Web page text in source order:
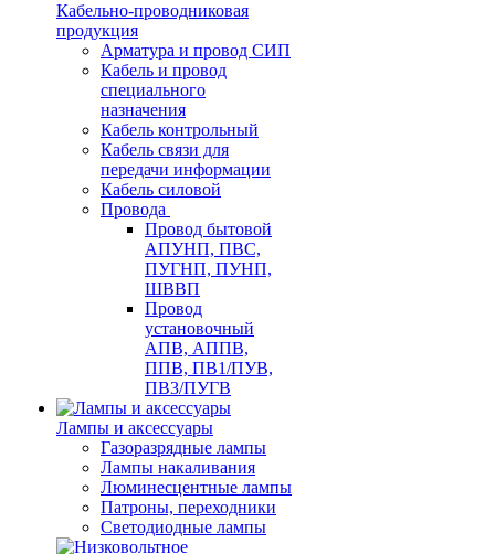
Кабельно-проводниковая
продукция
Арматура и провод СИП
Кабель и провод
специального
назначения
Кабель контрольный
Кабель связи для
передачи информации
Кабель силовой
Провода
Провод бытовой
АПУНП, ПВС,
ПУГНП, ПУНП,
ШВВП
Провод
установочный
АПВ, АППВ,
ППВ, ПВ1/ПУВ,
ПВ3/ПУГВ
Лампы и аксессуары
Газоразрядные лампы
Лампы накаливания
Люминесцентные лампы
Патроны, переходники
Светодиодные лампы